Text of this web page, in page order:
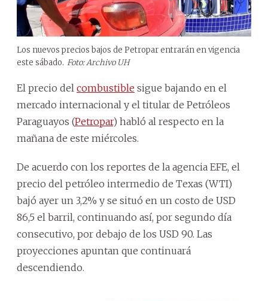
Los nuevos precios bajos de Petropar entrarán en vigencia
este sábado. Foto: Archivo UH
El precio del combustible sigue bajando en el
mercado internacional y el titular de Petróleos
Paraguayos (Petropar) habló al respecto en la
mañana de este miércoles.
De acuerdo con los reportes de la agencia EFE, el
precio del petróleo intermedio de Texas (WTI)
bajó ayer un 3,2% y se situó en un costo de USD
86,5 el barril, continuando así, por segundo día
consecutivo, por debajo de los USD 90. Las
proyecciones apuntan que continuará
descendiendo.